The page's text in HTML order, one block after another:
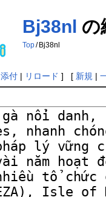
Bj38nl の
Top / Bj38nl
添付| リロード ] [ 新規 |